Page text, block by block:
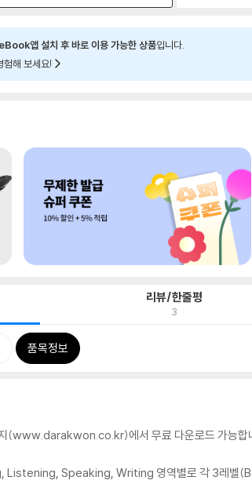
앱 설치 후 바로 이용 가능한 상품입니다.
해 보세요!
리뷰/한줄평
3
품목정보
(www.darakwon.co.kr)에서 무료 다운로드 가능합
Speaking, Writing 영역별로 각 3레벨